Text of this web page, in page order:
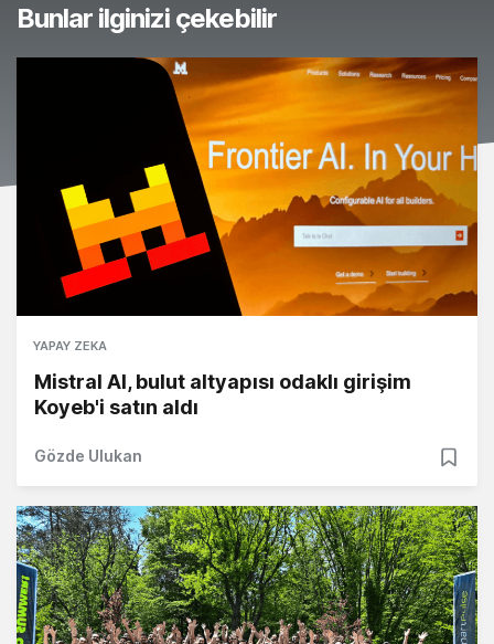
Bunlar ilginizi çekebilir
YAPAY ZEKA
Mistral AI, bulut altyapısı odaklı girişim
Koyeb'i satın aldı
Gözde Ulukan